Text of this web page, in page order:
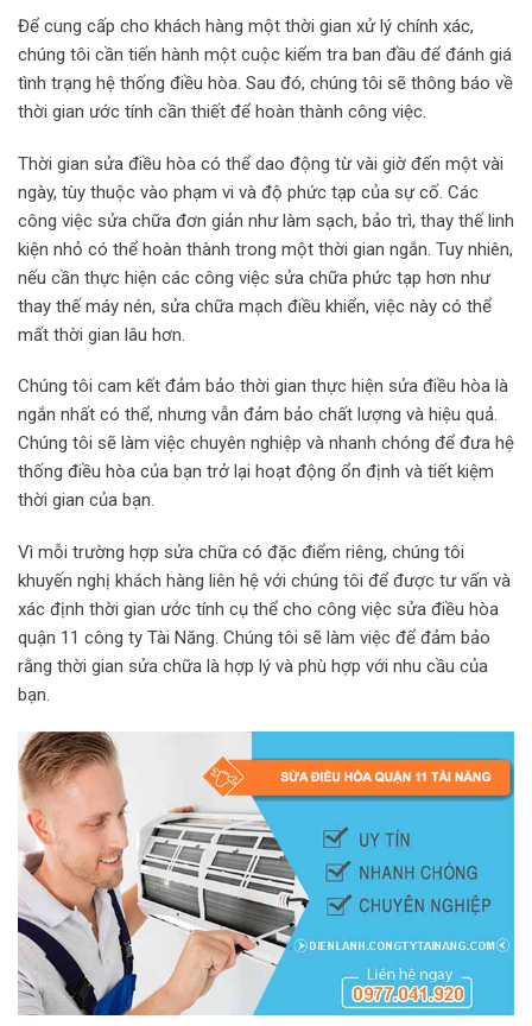
Để cung cấp cho khách hàng một thời gian xử lý chính xác,
chúng tôi cần tiến hành một cuộc kiểm tra ban đầu để đánh giá
tình trạng hệ thống điều hòa. Sau đó, chúng tôi sẽ thông báo về
thời gian ước tính cần thiết để hoàn thành công việc.
Thời gian sửa điều hòa có thể dao động từ vài giờ đến một vài
ngày, tùy thuộc vào phạm vi và độ phức tạp của sự cố. Các
công việc sửa chữa đơn giản như làm sạch, bảo trì, thay thế linh
kiện nhỏ có thể hoàn thành trong một thời gian ngắn. Tuy nhiên,
nếu cần thực hiện các công việc sửa chữa phức tạp hơn như
thay thế máy nén, sửa chữa mạch điều khiển, việc này có thể
mất thời gian lâu hơn.
Chúng tôi cam kết đảm bảo thời gian thực hiện sửa điều hòa là
ngắn nhất có thể, nhưng vẫn đảm bảo chất lượng và hiệu quả.
Chúng tôi sẽ làm việc chuyên nghiệp và nhanh chóng để đưa hệ
thống điều hòa của bạn trở lại hoạt động ổn định và tiết kiệm
thời gian của bạn.
Vì mỗi trường hợp sửa chữa có đặc điểm riêng, chúng tôi
khuyến nghị khách hàng liên hệ với chúng tôi để được tư vấn và
xác định thời gian ước tính cụ thể cho công việc sửa điều hòa
quận 11 công ty Tài Năng. Chúng tôi sẽ làm việc để đảm bảo
rằng thời gian sửa chữa là hợp lý và phù hợp với nhu cầu của
bạn.